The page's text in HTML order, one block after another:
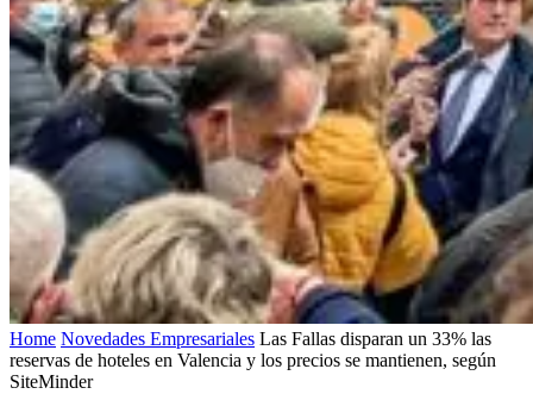
Home Novedades Empresariales Las Fallas disparan un 33% las
reservas de hoteles en Valencia y los precios se mantienen, según
SiteMinder